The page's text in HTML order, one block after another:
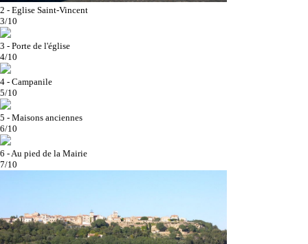
2 - Eglise Saint-Vincent
3/10
3 - Porte de l'église
4/10
4 - Campanile
5/10
5 - Maisons anciennes
6/10
6 - Au pied de la Mairie
7/10